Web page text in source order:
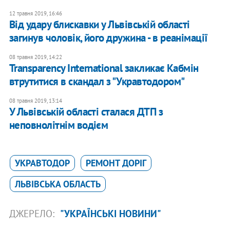
12 травня 2019, 16:46
Від удару блискавки у Львівській області
загинув чоловік, його дружина - в реанімації
08 травня 2019, 14:22
Transparency International закликає Кабмін
втрутитися в скандал з "Укравтодором"
08 травня 2019, 13:14
У Львівській області сталася ДТП з
неповнолітнім водієм
УКРАВТОДОР
РЕМОНТ ДОРІГ
ЛЬВІВСЬКА ОБЛАСТЬ
ДЖЕРЕЛО: "УКРАЇНСЬКІ НОВИНИ"